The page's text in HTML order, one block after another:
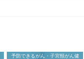
予防できるがん・子宮頸がん健